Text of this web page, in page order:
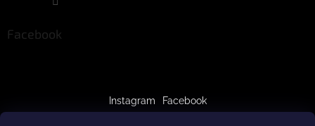
Facebook
Instagram Facebook